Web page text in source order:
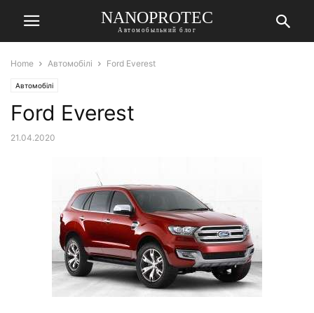
NANOPROTEC
Автомобыльний блог
Home Автомобілі Ford Everest
Автомобілі
Ford Everest
21.04.2020